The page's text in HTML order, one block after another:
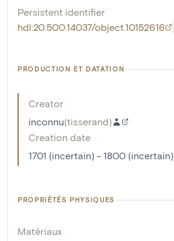
Persistent identifier
hdl:20.500.14037/object.10152616
PRODUCTION ET DATATION
Creator
inconnu(tisserand)
Creation date
1701 (incertain) - 1800 (incertain)
PROPRIÉTÉS PHYSIQUES
Matériaux